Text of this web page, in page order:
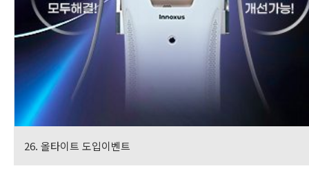
26. 올타이트 도입이벤트